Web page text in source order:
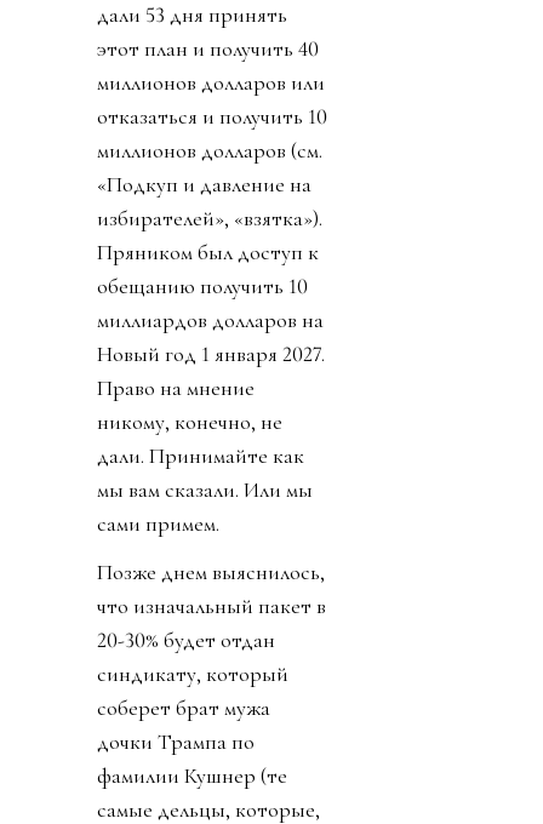
дали 53 дня принять
этот план и получить 40
миллионов долларов или
отказаться и получить 10
миллионов долларов (см.
«Подкуп и давление на
избирателей», «взятка»).
Пряником был доступ к
обещанию получить 10
миллиардов долларов на
Новый год 1 января 2027.
Право на мнение
никому, конечно, не
дали. Принимайте как
мы вам сказали. Или мы
сами примем.
Позже днем выяснилось,
что изначальный пакет в
20-30% будет отдан
синдикату, который
соберет брат мужа
дочки Трампа по
фамилии Кушнер (те
самые дельцы, которые,